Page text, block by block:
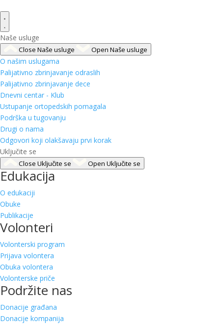
Naše usluge
Close Naše usluge Open Naše usluge
O našim uslugama
Palijativno zbrinjavanje odraslih
Palijativno zbrinjavanje dece
Dnevni centar - Klub
Ustupanje ortopedskih pomagala
Podrška u tugovanju
Drugi o nama
Odgovori koji olakšavaju prvi korak
Uključite se
Close Uključite se Open Uključite se
Edukacija
O edukaciji
Obuke
Publikacije
Volonteri
Volonterski program
Prijava volontera
Obuka volontera
Volonterske priče
Podržite nas
Donacije građana
Donacije kompanija